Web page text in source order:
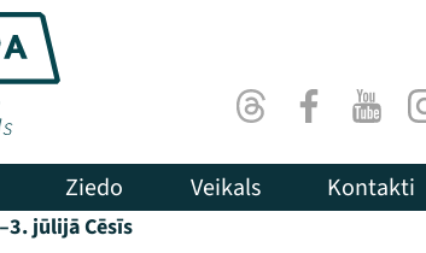
ThreadsFacebook
Ziedo Veikals Kontakti
jūlijā Cēsīs